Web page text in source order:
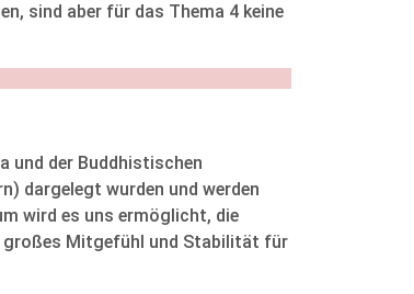
sind aber für das Thema 4 keine
und der Buddhistischen
dargelegt wurden und werden
wird es uns ermöglicht, die
großes Mitgefühl und Stabilität für